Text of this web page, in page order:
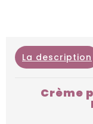
La description
Crème